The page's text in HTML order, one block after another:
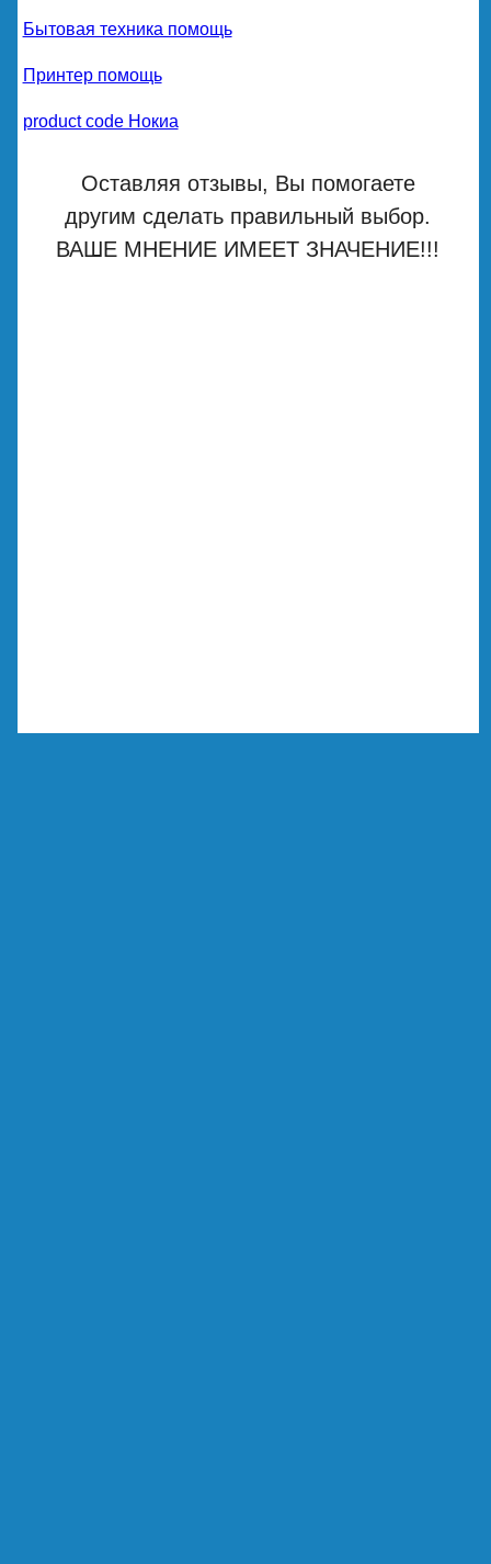
Бытовая техника помощь
Принтер помощь
product code Нокиа
Оставляя отзывы, Вы помогаете
другим сделать правильный выбор.
ВАШЕ МНЕНИЕ ИМЕЕТ ЗНАЧЕНИЕ!!!